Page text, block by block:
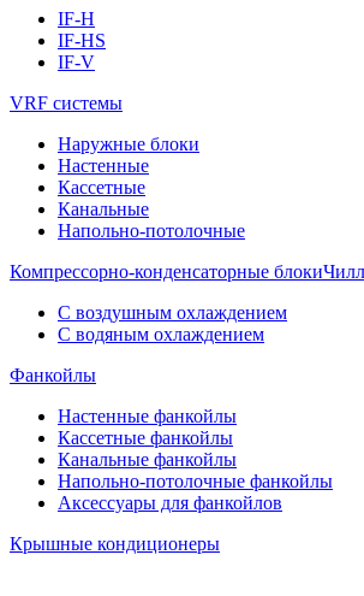
IF-H
IF-HS
IF-V
VRF системы
Наружные блоки
Настенные
Кассетные
Канальные
Напольно-потолочные
Компрессорно-конденсаторные блоки
С воздушным охлаждением
С водяным охлаждением
Фанкойлы
Настенные фанкойлы
Кассетные фанкойлы
Канальные фанкойлы
Напольно-потолочные фанкойлы
Аксессуары для фанкойлов
Крышные кондиционеры